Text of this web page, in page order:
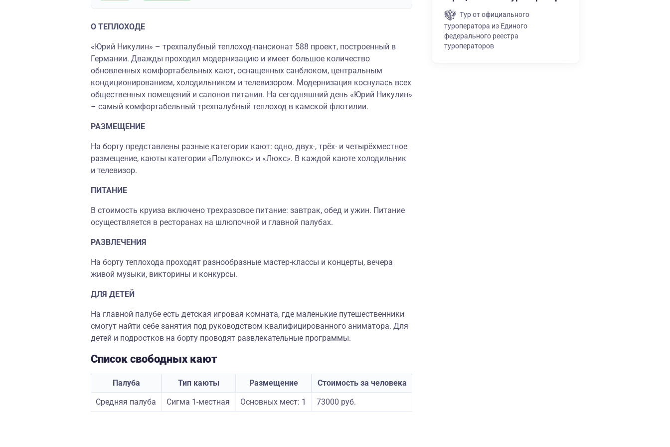
О ТЕПЛОХОДЕ
«Юрий Никулин» – трехпалубный теплоход-пансионат 588 проект, построенный в
Германии. Дважды проходил модернизацию и имеет большое количество
обновленных комфортабельных кают, оснащенных санблоком, центральным
кондиционированием, холодильником и телевизором. Модернизация коснулась всех
общественных помещений и салонов питания. На сегодняшний день «Юрий Никулин»
– самый комфортабельный трехпалубный теплоход в камской флотилии.
РАЗМЕЩЕНИЕ
На борту представлены разные категории кают: одно, двух-, трёх- и четырёхместное
размещение, каюты категории «Полулюкс» и «Люкс». В каждой каюте холодильник
и телевизор.
ПИТАНИЕ
В стоимость круиза включено трехразовое питание: завтрак, обед и ужин. Питание
осуществляется в ресторанах на шлюпочной и главной палубах.
РАЗВЛЕЧЕНИЯ
На борту теплохода проходят разнообразные мастер-классы и концерты, вечера
живой музыки, викторины и конкурсы.
ДЛЯ ДЕТЕЙ
На главной палубе есть детская игровая комната, где маленькие путешественники
смогут найти себе занятия под руководством квалифицированного аниматора. Для
детей и подростков на борту проводят развлекательные программы.
Список свободных кают
Палуба Тип каюты Размещение
Стоимость за человека
Средняя палуба
Сигма 1-местная Основных мест: 1 73000 руб.
Тур от официального
туроператора из Единого
федерального реестра
туроператоров